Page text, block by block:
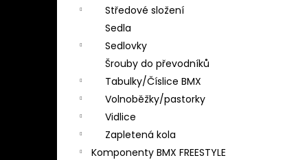
Středové složení
Sedla
Sedlovky
Šrouby do převodníků
Tabulky/Číslice BMX
Volnoběžky/pastorky
Vidlice
Zapletená kola
Komponenty BMX FREESTYLE